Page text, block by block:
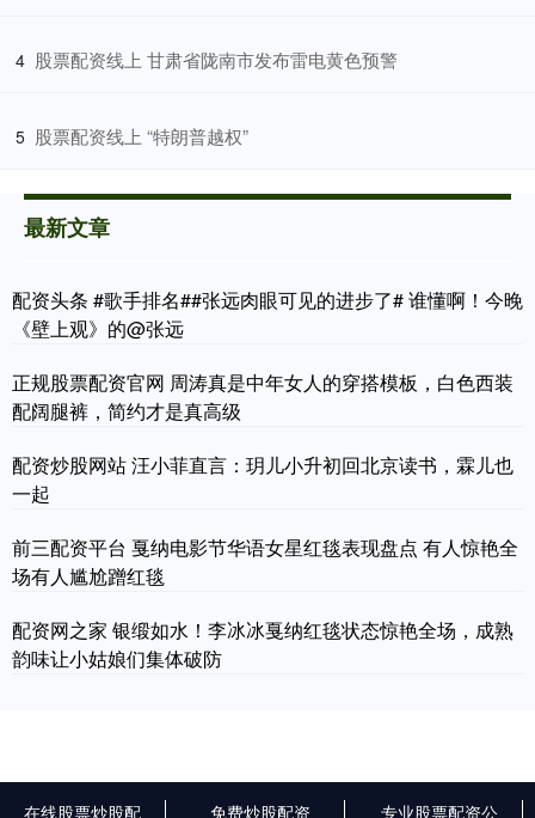
4 ​股票配资线上 甘肃省陇南市发布雷电黄色预警
5 ​股票配资线上 “特朗普越权”
最新文章
配资头条 #歌手排名##张远肉眼可见的进步了# 谁懂啊！今晚
《壁上观》的@张远
正规股票配资官网 周涛真是中年女人的穿搭模板，白色西装
配阔腿裤，简约才是真高级
配资炒股网站 汪小菲直言：玥儿小升初回北京读书，霖儿也
一起
前三配资平台 戛纳电影节华语女星红毯表现盘点 有人惊艳全
场有人尴尬蹭红毯
配资网之家 银缎如水！李冰冰戛纳红毯状态惊艳全场，成熟
韵味让小姑娘们集体破防
在线股票炒股配 免费炒股配资 专业股票配资公